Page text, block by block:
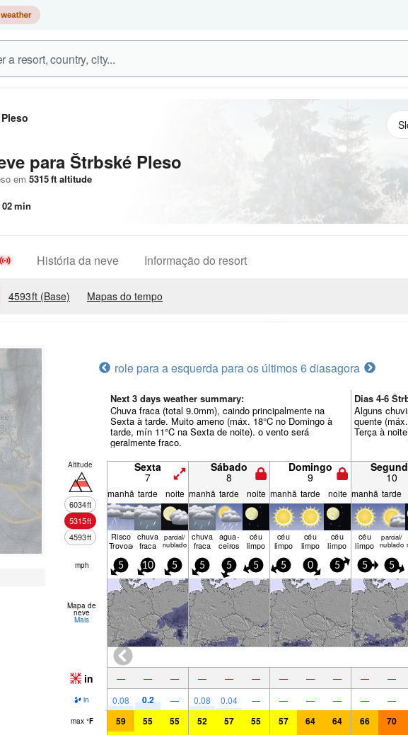
para Štrbské Pleso
em 5315ft altitude
02min
História da neve Informação do resort
4593ft (Base) Mapas do tempo
role para a esquerda para os últimos 6 diasagora
Next 3 days weather summary:
Chuva fraca (total 9.0mm), caindo principalmente na
Sexta à tarde. Muito ameno (máx. 18°C no Domingo à
tarde, mín 11°C na Sexta de noite). o vento será
geralmente fraco.
Dias 4-6
Alguns
quente
Terça à
Altitude
6034ft
5315ft
4593ft
Sexta
7
Sábado
8
Domingo
9 10
manhã tarde noite manhã tarde noite manhã tarde noite manhã tarde
Risco
Trovoada
chuva
fraca
parcial/
nublado
chuva
fraca
agua­
ceiros
céu
limpo
céu
limpo
céu
limpo
céu
limpo
céu
limpo
parcial/
nublado
mph 5 10 5 5 5 5 5 0 5 5 5
Mapa de
neve
Mais
in — — — — — — — — — — —
in 0.08 0.2 — 0.08 0.04 — — — — — —
max °F 59 55 55 52 57 55 57 64 64 66 70